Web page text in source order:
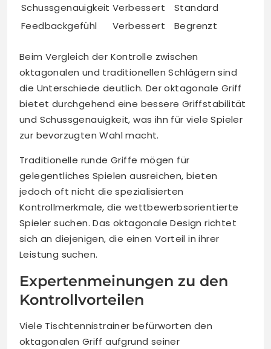
Schussgenauigkeit Verbessert
Standard
Feedbackgefühl
Verbessert Begrenzt
Beim Vergleich der Kontrolle zwischen
oktagonalen und traditionellen Schlägern sind
die Unterschiede deutlich. Der oktagonale Griff
bietet durchgehend eine bessere Griffstabilität
und Schussgenauigkeit, was ihn für viele Spieler
zur bevorzugten Wahl macht.
Traditionelle runde Griffe mögen für
gelegentliches Spielen ausreichen, bieten
jedoch oft nicht die spezialisierten
Kontrollmerkmale, die wettbewerbsorientierte
Spieler suchen. Das oktagonale Design richtet
sich an diejenigen, die einen Vorteil in ihrer
Leistung suchen.
Expertenmeinungen zu den
Kontrollvorteilen
Viele Tischtennistrainer befürworten den
oktagonalen Griff aufgrund seiner